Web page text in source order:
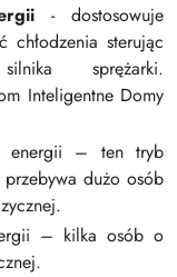
- dostosowuje
sterując
sprężarki.
Inteligentne Domy
energii – ten tryb
dużo osób
– kilka osób o